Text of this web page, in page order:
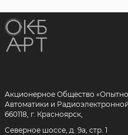
Акционерное Общество
Автоматики и
660118, г. Красноярск,
Северное шоссе, д. 9а, стр. 1